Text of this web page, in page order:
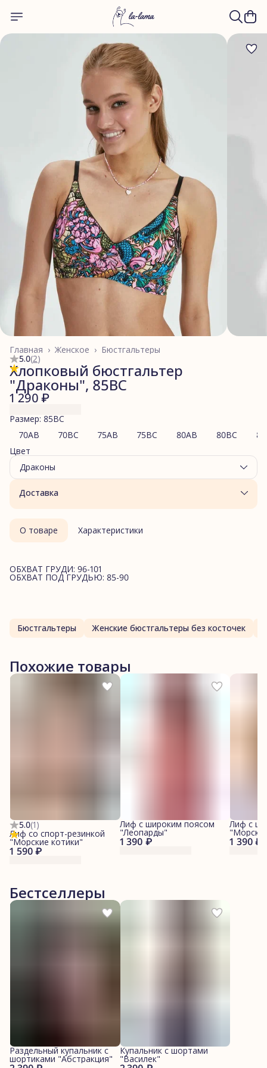
Бюстгальтеры
Женское ›
Главная ›
5.0(2)
Хлопковый бюстгальтер
"Драконы", 85BC
1 290 ₽
Размер: 85BC
70AB
70BC 75AB 75BC 80AB 80BC
Цвет
Драконы
Доставка
О товаре Характеристики
ОБХВАТ ГРУДИ: 96-101
ОБХВАТ ПОД ГРУДЬЮ: 85-90
Бюстгальтеры Женские бюстгальтеры без косточек
Похожие товары
5.0(1)
1 590 ₽
Лиф со спорт-резинкой
"Морские котики" 1 390 ₽
Лиф с широким поясом
"Леопарды"
1 390 ₽
Лиф с
Бестселлеры
Раздельный купальник с
шортиками "Абстракция"
Купальник с шортами
"Василек"